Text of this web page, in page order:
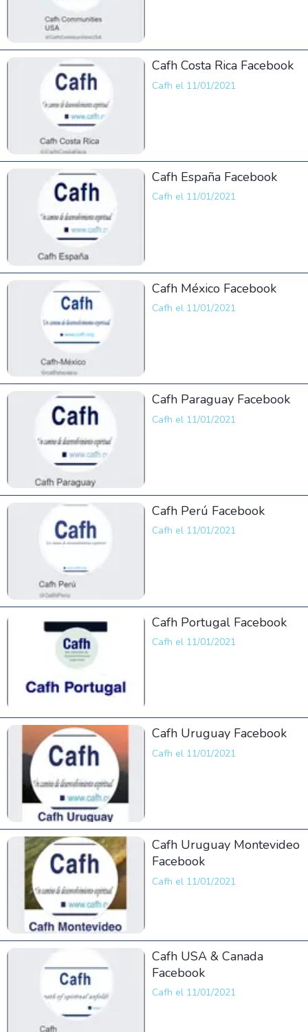
Cafh Costa Rica Facebook
Cafh el 11/01/2021
Cafh España Facebook
Cafh el 11/01/2021
Cafh México Facebook
Cafh el 11/01/2021
Cafh Paraguay Facebook
Cafh el 11/01/2021
Cafh Perú Facebook
Cafh el 11/01/2021
Cafh Portugal Facebook
Cafh el 11/01/2021
Cafh Uruguay Facebook
Cafh el 11/01/2021
Cafh Uruguay Montevideo
Facebook
Cafh el 11/01/2021
Cafh USA & Canada
Facebook
Cafh el 11/01/2021